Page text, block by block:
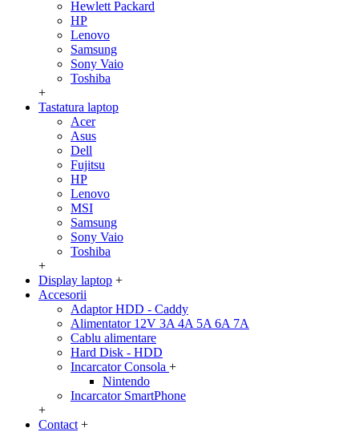
Hewlett Packard
HP
Lenovo
Samsung
Sony Vaio
Toshiba
+
Tastatura laptop
Acer
Asus
Dell
Fujitsu
HP
Lenovo
MSI
Samsung
Sony Vaio
Toshiba
+
Display laptop +
Accesorii
Adaptor HDD - Caddy
Alimentator 12V 3A 4A 5A 6A 7A
Cablu alimentare
Hard Disk - HDD
Incarcator Consola +
Nintendo
Incarcator SmartPhone
+
Contact +